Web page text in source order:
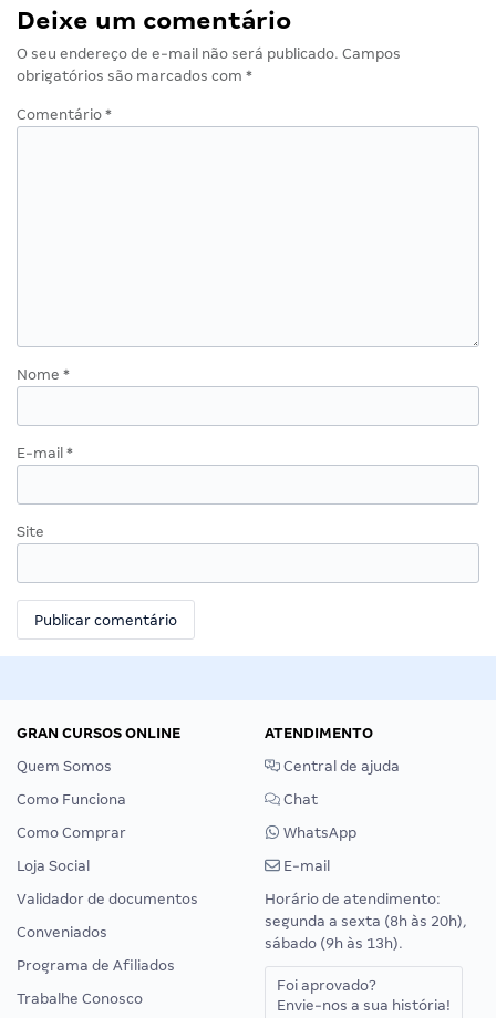
Deixe um comentário
O seu endereço de e-mail não será publicado. Campos
obrigatórios são marcados com *
Comentário *
Nome *
E-mail *
Site
GRAN CURSOS ONLINE
Quem Somos
Como Funciona
Como Comprar
Loja Social
Validador de documentos
Conveniados
Programa de Afiliados
Trabalhe Conosco
ATENDIMENTO
Central de ajuda
Chat
WhatsApp
E-mail
Horário de atendimento:
segunda a sexta (8h às 20h),
sábado (9h às 13h).
Foi aprovado?
Envie-nos a sua história!